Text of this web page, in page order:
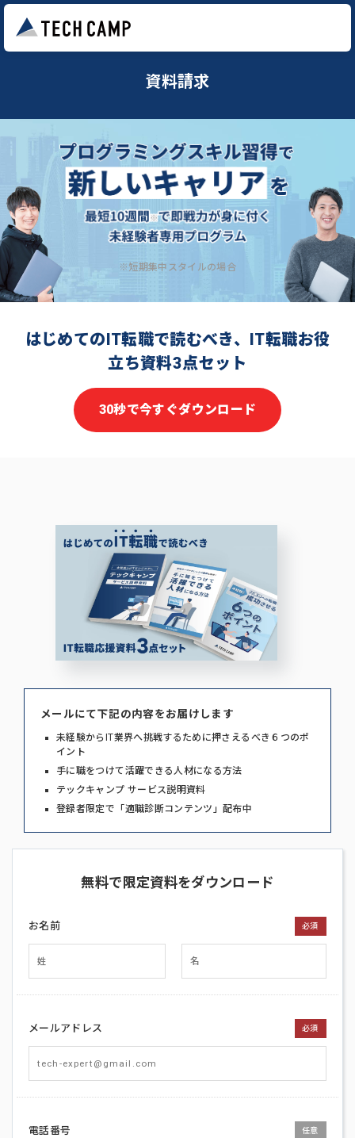
資料請求
※短期集中スタイルの場合
はじめてのIT転職で読むべき、IT転職お役
立ち資料3点セット
30秒で今すぐダウンロード
メールにて下記の内容をお届けします
未経験からIT業界へ挑戦するために押さえるべき６つのポ
イント
手に職をつけて活躍できる人材になる方法
テックキャンプ サービス説明資料
登録者限定で「適職診断コンテンツ」配布中
無料で限定資料をダウンロード
お名前 必須
メールアドレス 必須
電話番号 任意